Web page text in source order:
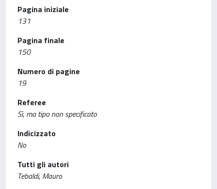
Pagina iniziale
131
Pagina finale
150
Numero di pagine
19
Referee
Sì, ma tipo non specificato
Indicizzato
No
Tutti gli autori
Tebaldi, Mauro